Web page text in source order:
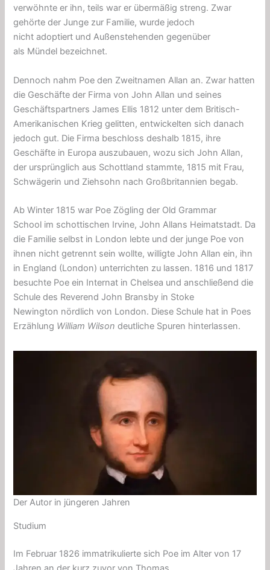
verwöhnte er ihn, teils war er übermäßig streng. Zwar
gehörte der Junge zur Familie, wurde jedoch
nicht adoptiert und Außenstehenden gegenüber
als Mündel bezeichnet.
Dennoch nahm Poe den Zweitnamen Allan an. Zwar hatten
die Geschäfte der Firma von John Allan und seines
Geschäftspartners James Ellis 1812 unter dem Britisch-
Amerikanischen Krieg gelitten, entwickelten sich danach
jedoch gut. Die Firma beschloss deshalb 1815, ihre
Geschäfte in Europa auszubauen, wozu sich John Allan,
der ursprünglich aus Schottland stammte, 1815 mit Frau,
Schwägerin und Ziehsohn nach Großbritannien begab.
Ab Winter 1815 war Poe Zögling der Old Grammar
School im schottischen Irvine, John Allans Heimatstadt. Da
die Familie selbst in London lebte und der junge Poe von
ihnen nicht getrennt sein wollte, willigte John Allan ein, ihn
in England (London) unterrichten zu lassen. 1816 und 1817
besuchte Poe ein Internat in Chelsea und anschließend die
Schule des Reverend John Bransby in Stoke
Newington nördlich von London. Diese Schule hat in Poes
Erzählung William Wilson deutliche Spuren hinterlassen.
Der Autor in jüngeren Jahren
Studium
Im Februar 1826 immatrikulierte sich Poe im Alter von 17